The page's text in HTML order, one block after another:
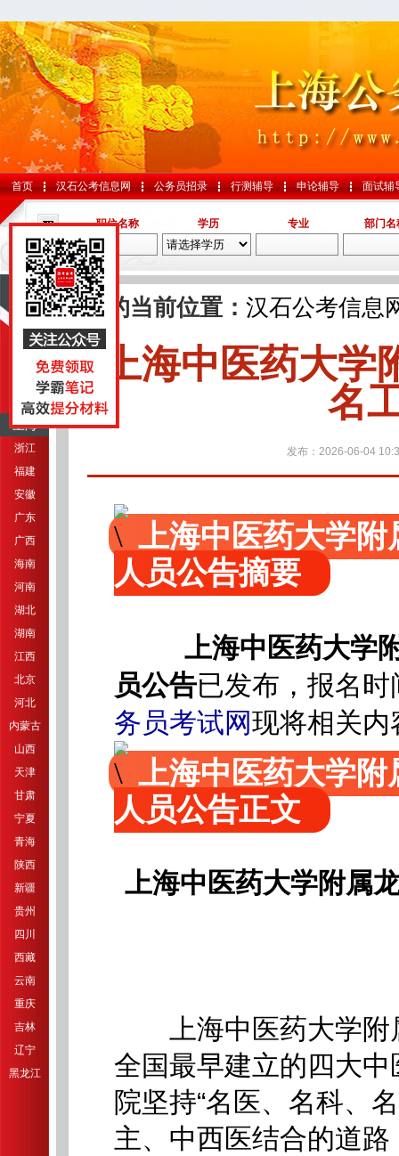
首页 汉石公考信息网 公务员招录 行测辅导 申论辅导 面试辅
职位名称 学历 专业 部门名
导航
江苏
上海
浙江
福建
安徽
广东
广西
海南
河南
湖北
湖南
江西
北京
河北
内蒙古
山西
天津
甘肃
宁夏
青海
陕西
新疆
贵州
四川
西藏
云南
重庆
吉林
辽宁
黑龙江
您的当前位置： 汉石公考信息
上海中医药大
名
发布：2026-06-04
上海中医药大学附
人员公告摘要
上海中医药大学
员公告已发布，报名
务员考试网现将相关
上海中医药大学附
人员公告正文
上海中医药大学附属
上海中医药大学附
全国最早建立的四大
院坚持“名医、名科、
主、中西医结合的道